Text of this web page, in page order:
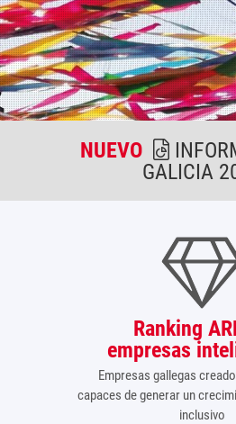
NUEVO
GALICIA
Ranking
empresas
Empresas gallegas
capaces de generar un
inclusivo